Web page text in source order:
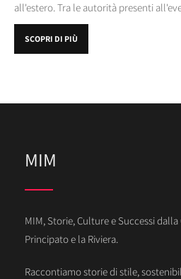
all'estero. Tra le autorità presenti
SCOPRI DI PIÙ
MIM
MIM, Storie, Culture e Successi dalla
Principato e la Riviera.
Raccontiamo storie di stile,